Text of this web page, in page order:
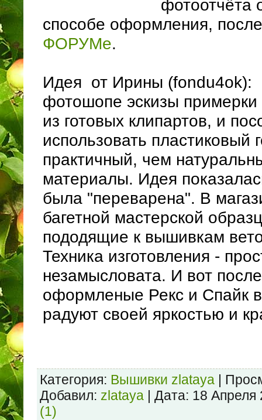
фотоотчёта
способе оформления,
ФОРУМе.
Идея от Ирины (fondu4ok):
фотошопе эскизы
из готовых клипартов, и
использовать пластиковый
практичный, чем
материалы. Идея
была "переварена". В
багетной мастерской
пододящие к вышивкам
Техника изготовления -
незамысловата. И вот
оформленые Рекс и Спайк
радуют своей яркостью и
Категория: Вышивки zlataya |
Добавил: zlataya | Дата: 18 Апреля
(1)